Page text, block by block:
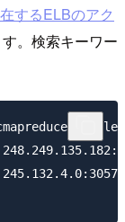
するELBのアク
。検索キーワー